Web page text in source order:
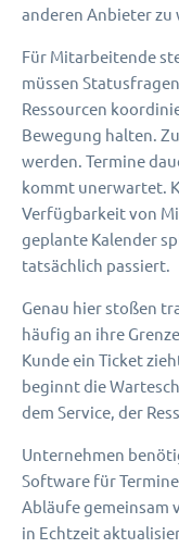
anderen Anbieter zu
Für Mitarbeitende
müssen
Ressourcen
Bewegung halten.
werden. Termine
kommt unerwartet.
Verfügbarkeit von
geplante Kalender
tatsächlich passiert.
Genau hier stoßen
häufig an ihre
Kunde ein Ticket
beginnt die
dem Service, der
Unternehmen
Software für
Abläufe gemeinsam
in Echtzeit